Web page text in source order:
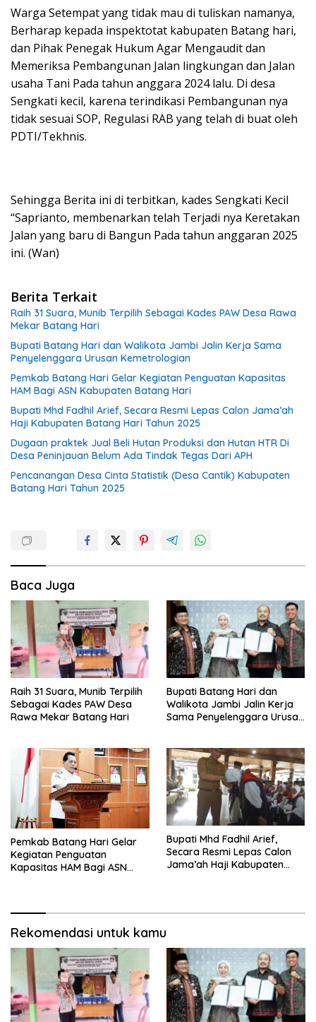
Warga Setempat yang tidak mau di tuliskan namanya,
Berharap kepada inspektotat kabupaten Batang hari,
dan Pihak Penegak Hukum Agar Mengaudit dan
Memeriksa Pembangunan Jalan lingkungan dan Jalan
usaha Tani Pada tahun anggara 2024 lalu. Di desa
Sengkati kecil, karena terindikasi Pembangunan nya
tidak sesuai SOP, Regulasi RAB yang telah di buat oleh
PDTI/Tekhnis.
Sehingga Berita ini di terbitkan, kades Sengkati Kecil
“Saprianto, membenarkan telah Terjadi nya Keretakan
Jalan yang baru di Bangun Pada tahun anggaran 2025
ini. (Wan)
Berita Terkait
Raih 31 Suara, Munib Terpilih Sebagai Kades PAW Desa Rawa
Mekar Batang Hari
Bupati Batang Hari dan Walikota Jambi Jalin Kerja Sama
Penyelenggara Urusan Kemetrologian
Pemkab Batang Hari Gelar Kegiatan Penguatan Kapasitas
HAM Bagi ASN Kabupaten Batang Hari
Bupati Mhd Fadhil Arief, Secara Resmi Lepas Calon Jama’ah
Haji Kabupaten Batang Hari Tahun 2025
Dugaan praktek Jual Beli Hutan Produksi dan Hutan HTR Di
Desa Peninjauan Belum Ada Tindak Tegas Dari APH
Pencanangan Desa Cinta Statistik (Desa Cantik) Kabupaten
Batang Hari Tahun 2025
Baca Juga
Raih 31 Suara, Munib Terpilih
Sebagai Kades PAW Desa
Rawa Mekar Batang Hari
Bupati Batang Hari dan
Walikota Jambi Jalin Kerja
Sama Penyelenggara Urusan
Pemkab Batang Hari Gelar
Kegiatan Penguatan
Kapasitas HAM Bagi ASN
Bupati Mhd Fadhil Arief,
Secara Resmi Lepas Calon
Jama’ah Haji Kabupaten
Rekomendasi untuk kamu